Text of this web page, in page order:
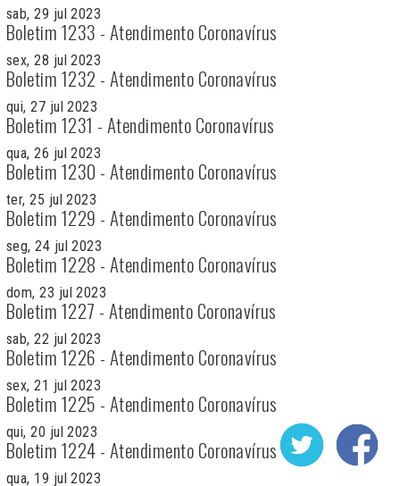
sab, 29 jul 2023
Boletim 1233 - Atendimento Coronavírus
sex, 28 jul 2023
Boletim 1232 - Atendimento Coronavírus
qui, 27 jul 2023
Boletim 1231 - Atendimento Coronavírus
qua, 26 jul 2023
Boletim 1230 - Atendimento Coronavírus
ter, 25 jul 2023
Boletim 1229 - Atendimento Coronavírus
seg, 24 jul 2023
Boletim 1228 - Atendimento Coronavírus
dom, 23 jul 2023
Boletim 1227 - Atendimento Coronavírus
sab, 22 jul 2023
Boletim 1226 - Atendimento Coronavírus
sex, 21 jul 2023
Boletim 1225 - Atendimento Coronavírus
qui, 20 jul 2023
Boletim 1224 - Atendimento Coronavírus
qua, 19 jul 2023